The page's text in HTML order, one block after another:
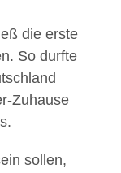
die erste
So durfte
Zuhause
sollen,